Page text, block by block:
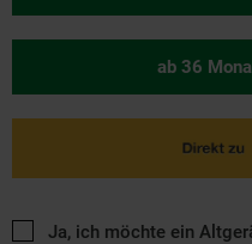
ab 36
Ja, ich möchte ein